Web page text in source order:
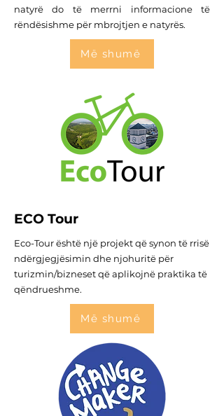
natyrë do të merrni informacione të
rëndësishme për mbrojtjen e natyrës.
Më shumë
ECO Tour
Eco-Tour është një projekt që synon të rrisë
ndërgjegjësimin dhe njohuritë për
turizmin/bizneset që aplikojnë praktika të
qëndrueshme.
Më shumë